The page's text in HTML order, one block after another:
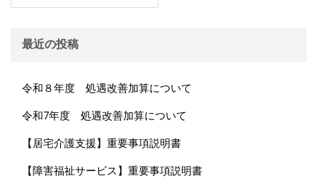
最近の投稿
令和８年度 処遇改善加算について
令和7年度 処遇改善加算について
【居宅介護支援】重要事項説明書
【障害福祉サービス】重要事項説明書